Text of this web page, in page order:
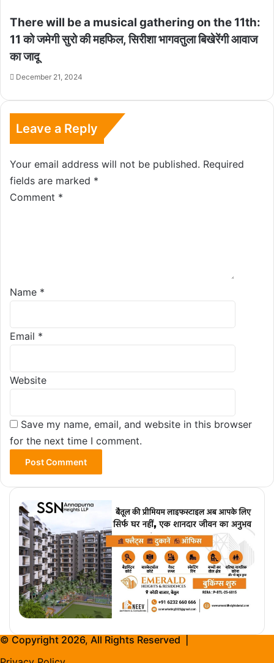
There will be a musical gathering on the 11th:
11 को जमेगी सुरो की महफिल, सिरीशा भागवतुला बिखेरेंगी आवाज
का जादू
December 21, 2024
Leave a Reply
Your email address will not be published. Required
fields are marked *
Comment *
Name *
Email *
Website
Save my name, email, and website in this browser
for the next time I comment.
© Copyright 2026, All Rights Reserved |